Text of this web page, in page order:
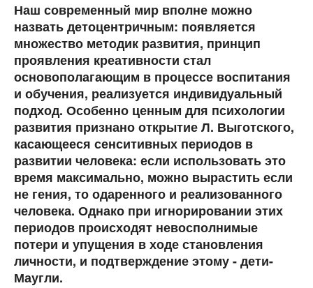
Наш современный мир вполне можно
назвать детоцентричным: появляется
множество методик развития, принцип
проявления креативности стал
основополагающим в процессе воспитания
и обучения, реализуется индивидуальный
подход. Особенно ценным для психологии
развития признано открытие Л. Выготского,
касающееся сенситивных периодов в
развитии человека: если использовать это
время максимально, можно вырастить если
не гения, то одаренного и реализованного
человека. Однако при игнорировании этих
периодов происходят невосполнимые
потери и упущения в ходе становления
личности, и подтверждение этому - дети-
Маугли.